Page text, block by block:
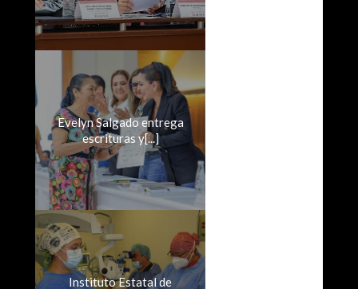
Evelyn Salgado entrega
escrituras y[...]
Instituto Estatal de